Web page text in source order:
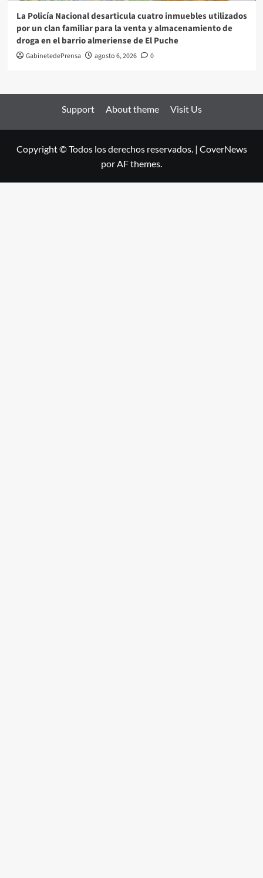
La Policía Nacional desarticula cuatro inmuebles utilizados
por un clan familiar para la venta y almacenamiento de
droga en el barrio almeriense de El Puche
GabinetedePrensa agosto 6, 2026 0
Support About theme Visit Us
Copyright © Todos los derechos reservados. | CoverNews
por AF themes.